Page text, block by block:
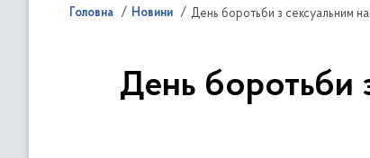
Головна Новини День боротьби з сексуальним
День боротьби